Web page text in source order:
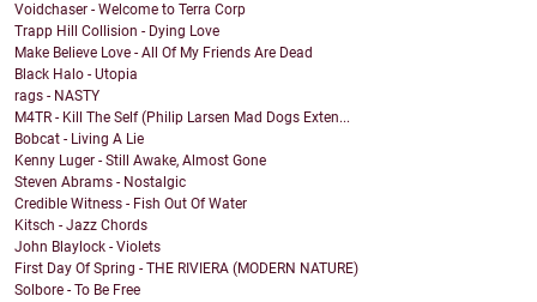
Voidchaser - Welcome to Terra Corp
Trapp Hill Collision - Dying Love
Make Believe Love - All Of My Friends Are Dead
Black Halo - Utopia
rags - NASTY
M4TR - Kill The Self (Philip Larsen Mad Dogs Exten...
Bobcat - Living A Lie
Kenny Luger - Still Awake, Almost Gone
Steven Abrams - Nostalgic
Credible Witness - Fish Out Of Water
Kitsch - Jazz Chords
John Blaylock - Violets
First Day Of Spring - THE RIVIERA (MODERN NATURE)
Solbore - To Be Free